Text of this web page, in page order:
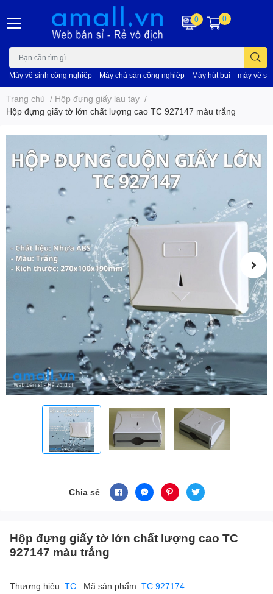
Máy vệ sinh công nghiệp Máy chà sàn công nghiệp Máy hút bụi máy vệ
0 0
Trang chủ / Hộp đựng giấy lau tay /
Hộp đựng giấy tờ lớn chất lượng cao TC 927147 màu trắng
Chia sẻ
Hộp đựng giấy tờ lớn chất lượng cao TC
927147 màu trắng
Thương hiệu: TC Mã sản phẩm: TC 927174